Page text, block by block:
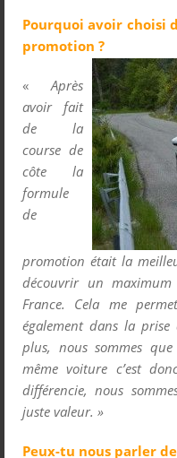
Pourquoi avoir choisi
promotion ?
«Après
avoir fait
de la
course de
côte la
formule
de
promotion était la
découvrir un
France. Cela me
également dans la prise
plus, nous sommes
même voiture c’est
différencie, nous
juste valeur. »
Peux-tu nous parler de